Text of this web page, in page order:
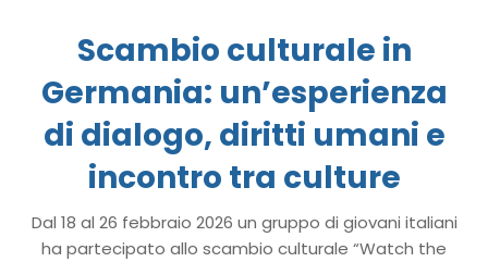
Scambio culturale in
Germania: un’esperienza
di dialogo, diritti umani e
incontro tra culture
Dal 18 al 26 febbraio 2026 un gruppo di giovani italiani
ha partecipato allo scambio culturale “Watch the